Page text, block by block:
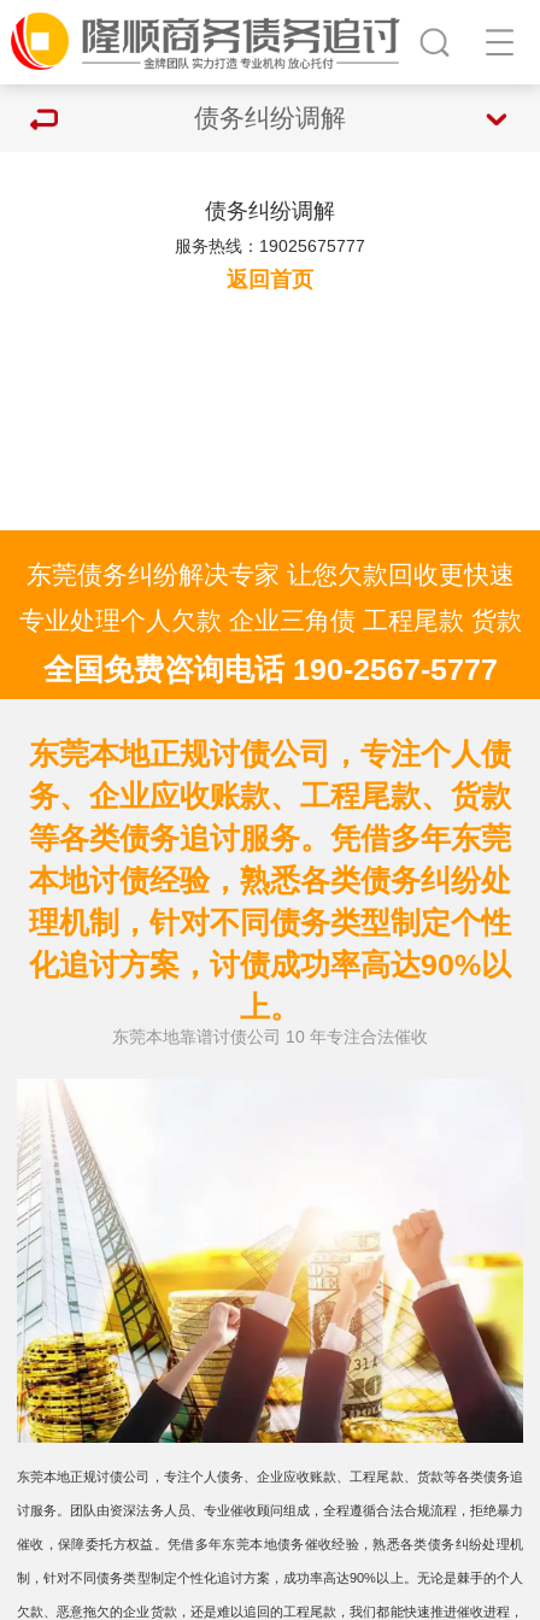
债务纠纷调解
债务纠纷调解
服务热线：19025675777
返回首页
东莞债务纠纷解决专家 让您欠款回收更快速
专业处理个人欠款 企业三角债 工程尾款 货款
全国免费咨询电话 190-2567-5777
东莞本地正规讨债公司，专注个人债
务、企业应收账款、工程尾款、货款
等各类债务追讨服务。凭借多年东莞
本地讨债经验，熟悉各类债务纠纷处
理机制，针对不同债务类型制定个性
化追讨方案，讨债成功率高达90%以
上。
东莞本地靠谱讨债公司 10 年专注合法催收
东莞本地正规讨债公司，专注个人债务、企业应收账款、工程尾款、货款等各类债务追
讨服务。团队由资深法务人员、专业催收顾问组成，全程遵循合法合规流程，拒绝暴力
催收，保障委托方权益。凭借多年东莞本地债务催收经验，熟悉各类债务纠纷处理机
制，针对不同债务类型制定个性化追讨方案，成功率高达90%以上。无论是棘手的个人
欠款、恶意拖欠的企业货款，还是难以追回的工程尾款，我们都能快速推进催收进程，